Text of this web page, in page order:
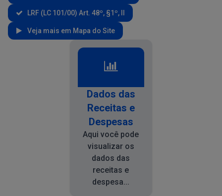
LRF (LC 101/00) Art. 48º, §1º, II
Veja mais em Mapa do Site
Dados das
Receitas e
Despesas
Aqui você pode
visualizar os
dados das
receitas e
despesa...